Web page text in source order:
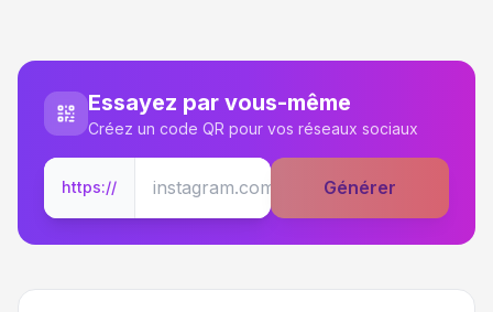
Essayez par vous-même
Créez un code QR pour vos réseaux sociaux
https:// Générer